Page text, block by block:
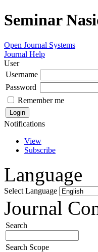
Seminar
Open Journal Systems
Journal Help
User
Username
Password
Remember me
Notifications
View
Subscribe
Language
Select Language
Journal
Search
Search Scope